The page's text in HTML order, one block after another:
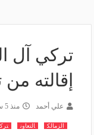
تركي آل
إقالته من
علي أحمد منذ 5 سنوات
الزمالك التعاون